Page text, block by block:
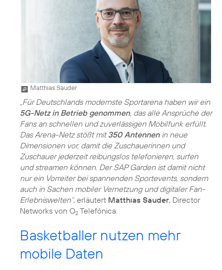
Matthias Sauder
„Für Deutschlands modernste Sportarena haben wir ein
5G-Netz in Betrieb genommen, das alle Ansprüche der
Fans an schnellen und zuverlässigen Mobilfunk erfüllt.
Das Arena-Netz stößt mit350 Antennenin neue
Dimensionen vor, damit die Zuschauerinnen und
Zuschauer jederzeit reibungslos telefonieren, surfen
und streamen können. Der SAP Garden ist damit nicht
nur ein Vorreiter bei spannenden Sportevents, sondern
auch in Sachen mobiler Vernetzung und digitaler Fan-
Erlebniswelten“, erläutert Matthias Sauder, Director
Networks von O2 Telefónica.
Basketballer nutzen mehr
mobile Daten